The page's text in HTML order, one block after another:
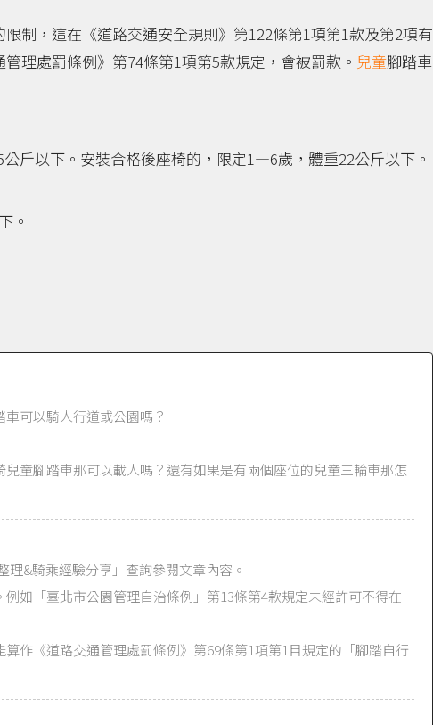
制，這在《道路交通安全規則》第122條第1項第1款及第2項有
理處罰條例》第74條第1項第5款規定，會被罰款。 兒童腳踏車
斤以下。安裝合格後座椅的，限定1—6歲，體重22公斤以下。
。
可以騎人行道或公園嗎？
童腳踏車那可以載人嗎？還有如果是有兩個座位的兒童三輪車那怎
&騎乘經驗分享」查詢參閱文章內容。
如「臺北市公園管理自治條例」第13條第4款規定未經許可不得在
作《道路交通管理處罰條例》第69條第1項第1目規定的「腳踏自行